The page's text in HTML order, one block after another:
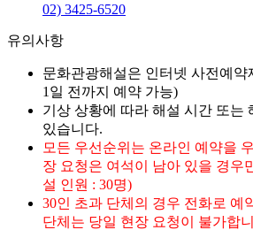
02) 3425-6520
유의사항
문화관광해설은 인터넷 사전예약
1일 전까지 예약 가능)
기상 상황에 따라 해설 시간 또는
있습니다.
모든 우선순위는 온라인 예약을
장 요청은 여석이 남아 있을 경우
설 인원 : 30명)
30인 초과 단체의 경우 전화로 예
단체는 당일 현장 요청이 불가합